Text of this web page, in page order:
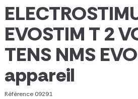
EVOSTIM T 2
TENS NMS
appareil
Référence 09291